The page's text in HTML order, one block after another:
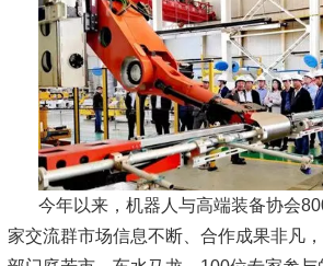
今年以来，机器人与高端装备协会
家交流群市场信息不断、合作成果非凡